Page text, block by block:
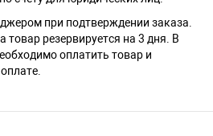
при подтверждении заказа.
товар резервируется на 3 дня. В
оплатить товар и